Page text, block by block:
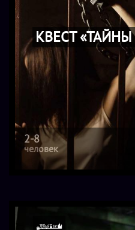
КВЕСТ
2-8
человек